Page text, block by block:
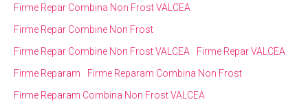
Firme Repar Combina Non Frost VALCEA
Firme Repar Combine Non Frost
Firme Repar Combine Non Frost VALCEA
Firme Repar VALCEA
Firme Reparam
Firme Reparam Combina Non Frost
Firme Reparam Combina Non Frost VALCEA